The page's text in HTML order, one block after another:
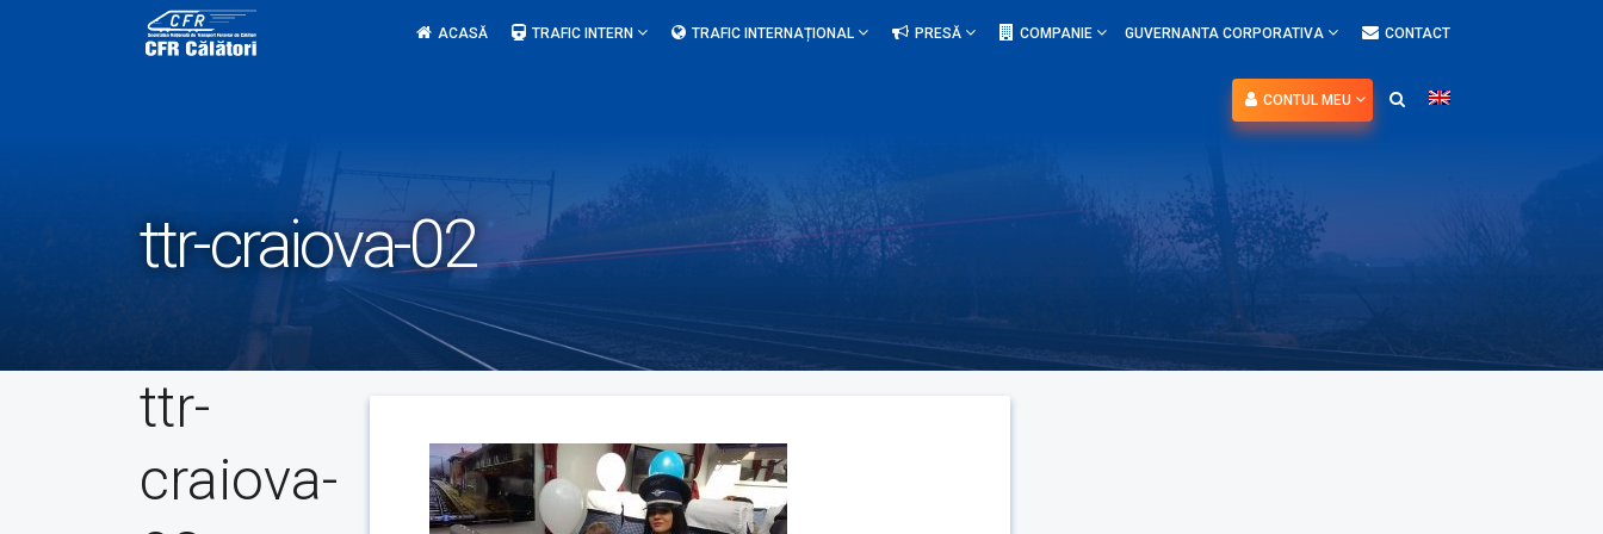
ACASĂ TRAFIC INTERN TRAFIC INTERNAȚIONAL PRESĂ COMPANIE GUVERNANTA CORPORATIVA CONTACT
CONTUL MEU
ttr-craiova-02
ttr-
craiova-